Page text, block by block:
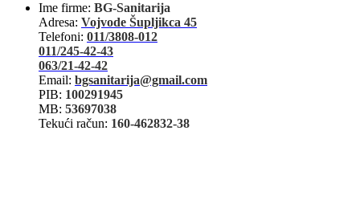
Ime firme: BG-Sanitarija
Adresa: Vojvode Šupljikca 45
Telefoni: 011/3808-012
011/245-42-43
063/21-42-42
Email: bgsanitarija@gmail.com
PIB: 100291945
MB: 53697038
Tekući račun: 160-462832-38